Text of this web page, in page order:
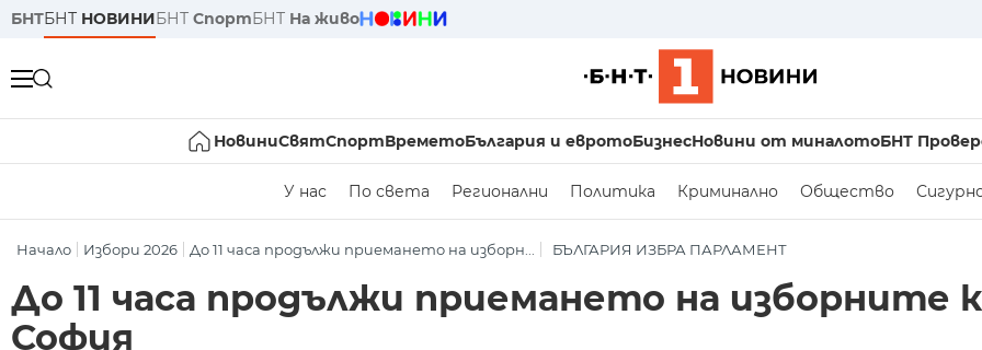
БНТБНТ НОВИНИБНТ СпортБНТ На живо
НовиниСвятСпортВреметоБългария и евротоБизнесНовини от миналотоБНТ
У нас По света Регионални Политика Криминално Общество
Начало Избори 2026 До 11 часа продължи приемането на изборн... БЪЛГАРИЯ ИЗБРА ПАРЛАМЕНТ
До 11 часа продължи приемането на изборните
София